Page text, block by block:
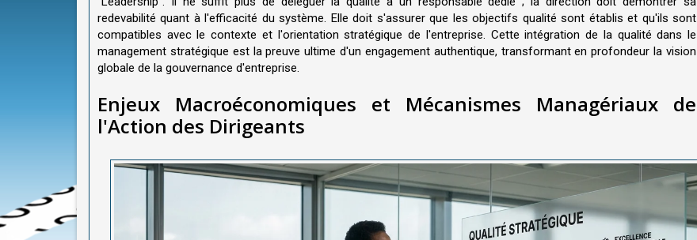
redevabilité quant à l'efficacité du système. Elle doit s'assurer que les objectifs qualité sont établis et qu'ils sont
compatibles avec le contexte et l'orientation stratégique de l'entreprise. Cette intégration de la qualité dans le
management stratégique est la preuve ultime d'un engagement authentique, transformant en profondeur la vision
globale de la gouvernance d'entreprise.
Enjeux Macroéconomiques et Mécanismes Managériaux de
l'Action des Dirigeants